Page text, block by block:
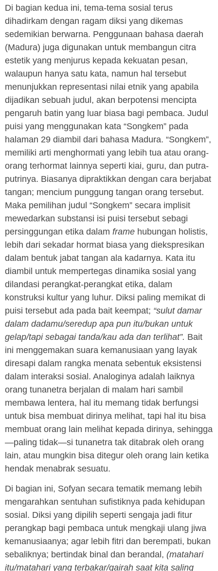
Di bagian kedua ini, tema-tema sosial terus
dihadirkam dengan ragam diksi yang dikemas
sedemikian berwarna. Penggunaan bahasa daerah
(Madura) juga digunakan untuk membangun citra
estetik yang menjurus kepada kekuatan pesan,
walaupun hanya satu kata, namun hal tersebut
menunjukkan representasi nilai etnik yang apabila
dijadikan sebuah judul, akan berpotensi mencipta
pengaruh batin yang luar biasa bagi pembaca. Judul
puisi yang menggunakan kata “Songkem” pada
halaman 29 diambil dari bahasa Madura. “Songkem”,
memiliki arti menghormati yang lebih tua atau orang-
orang terhormat lainnya seperti kiai, guru, dan putra-
putrinya. Biasanya dipraktikkan dengan cara berjabat
tangan; mencium punggung tangan orang tersebut.
Maka pemilihan judul “Songkem” secara implisit
mewedarkan substansi isi puisi tersebut sebagi
persinggungan etika dalam frame hubungan holistis,
lebih dari sekadar hormat biasa yang diekspresikan
dalam bentuk jabat tangan ala kadarnya. Kata itu
diambil untuk mempertegas dinamika sosial yang
dilandasi perangkat-perangkat etika, dalam
konstruksi kultur yang luhur. Diksi paling memikat di
puisi tersebut ada pada bait keempat; “sulut damar
dalam dadamu/seredup apa pun itu/bukan untuk
gelap/tapi sebagai tanda/kau ada dan terlihat”. Bait
ini menggemakan suara kemanusiaan yang layak
diresapi dalam rangka menata sebentuk eksistensi
dalam interaksi sosial. Analoginya adalah laiknya
orang tunanetra berjalan di malam hari sambil
membawa lentera, hal itu memang tidak berfungsi
untuk bisa membuat dirinya melihat, tapi hal itu bisa
membuat orang lain melihat kepada dirinya, sehingga
—paling tidak—si tunanetra tak ditabrak oleh orang
lain, atau mungkin bisa ditegur oleh orang lain ketika
hendak menabrak sesuatu.
Di bagian ini, Sofyan secara tematik memang lebih
mengarahkan sentuhan sufistiknya pada kehidupan
sosial. Diksi yang dipilih seperti sengaja jadi fitur
perangkap bagi pembaca untuk mengkaji ulang jiwa
kemanusiaanya; agar lebih fitri dan berempati, bukan
sebaliknya; bertindak binal dan berandal, (matahari
itu/matahari yang terbakar/gairah saat kita saling